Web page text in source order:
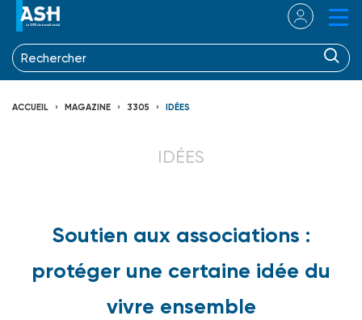
ACCUEIL MAGAZINE 3305 IDÉES
IDÉES
Soutien aux associations :
protéger une certaine idée du
vivre ensemble